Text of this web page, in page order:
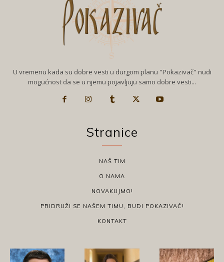
U vremenu kada su dobre vesti u durgom planu "Pokazivač" nudi
mogućnost da se u njemu pojavljuju samo dobre vesti...
Stranice
NAŠ TIM
O NAMA
NOVAKUJMO!
PRIDRUŽI SE NAŠEM TIMU, BUDI POKAZIVAČ!
KONTAKT